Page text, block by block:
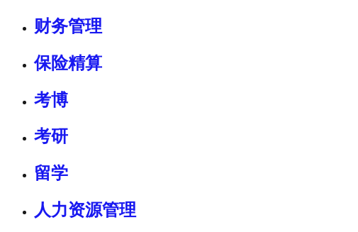
财务管理
保险精算
考博
考研
留学
人力资源管理